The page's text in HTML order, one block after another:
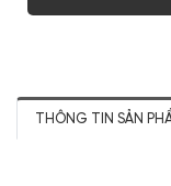
THÔNG TIN SẢN